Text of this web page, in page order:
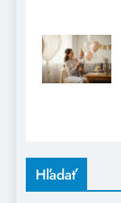
Hľadať